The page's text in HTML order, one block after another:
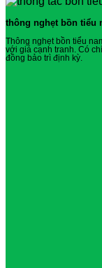
thông nghẹt bồn tiểu
Thông nghẹt bồn tiểu
với giá cạnh tranh. Có
đồng bảo trì định kỳ.